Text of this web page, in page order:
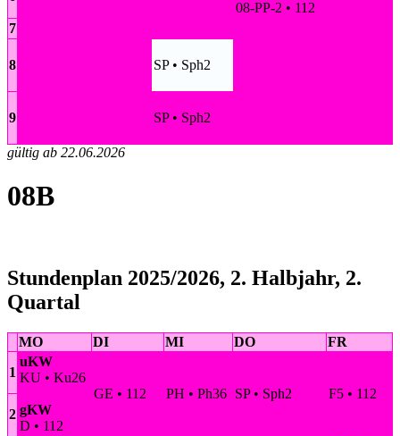
08-PP-2 • 112
7
8 SP • Sph2
9 SP • Sph2
gültig ab 22.06.2026
08B
Stundenplan 2025/2026, 2. Halbjahr, 2.
Quartal
MO DI MI DO
FR
1
uKW
KU • Ku26
gKW
D • 112
GE • 112 PH • Ph36 SP • Sph2
F5 • 112
2